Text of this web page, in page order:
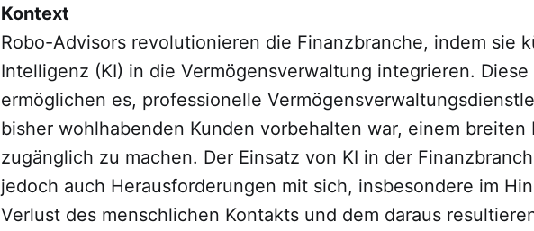
Kontext
Robo-Advisors revolutionieren die Finanzbranche, indem sie
Intelligenz (KI) in die Vermögensverwaltung integrieren.
ermöglichen es, professionelle
bisher wohlhabenden Kunden vorbehalten war, einem breiten
zugänglich zu machen. Der Einsatz von KI in der
jedoch auch Herausforderungen mit sich, insbesondere im
Verlust des menschlichen Kontakts und dem daraus